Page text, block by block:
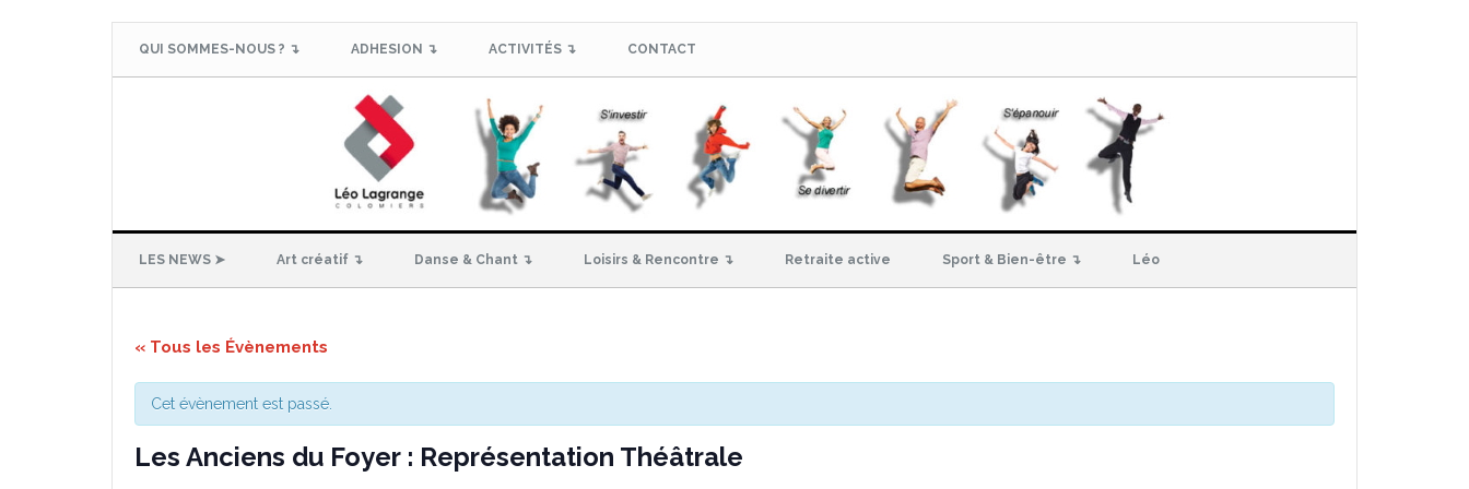
QUI SOMMES-NOUS ? ↴ ADHESION ↴ ACTIVITÉS ↴ CONTACT
LES NEWS ➤ Art créatif ↴ Danse & Chant ↴ Loisirs & Rencontre ↴ Retraite active Sport & Bien-être ↴ Léo
« Tous les Évènements
Cet évènement est passé.
Les Anciens du Foyer : Représentation Théâtrale